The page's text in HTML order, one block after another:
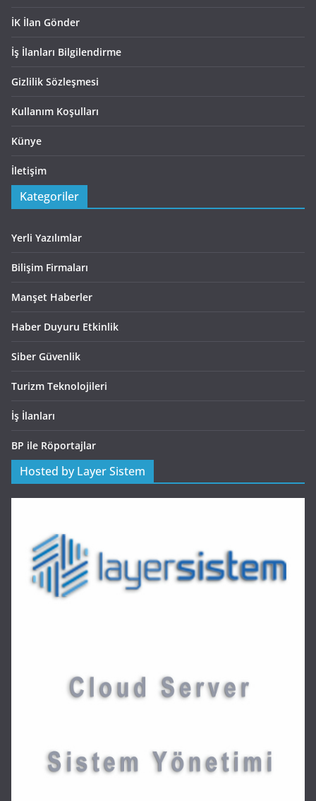
İK İlan Gönder
İş İlanları Bilgilendirme
Gizlilik Sözleşmesi
Kullanım Koşulları
Künye
İletişim
Kategoriler
Yerli Yazılımlar
Bilişim Firmaları
Manşet Haberler
Haber Duyuru Etkinlik
Siber Güvenlik
Turizm Teknolojileri
İş İlanları
BP ile Röportajlar
Hosted by Layer Sistem